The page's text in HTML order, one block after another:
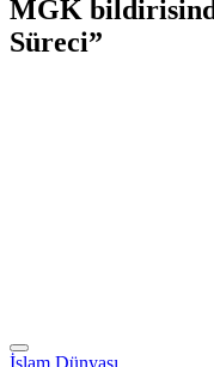
MGK
Süreci”
İslam Dünyası